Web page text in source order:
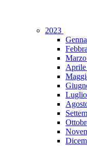
2023
Marzo
Aprile
Luglio